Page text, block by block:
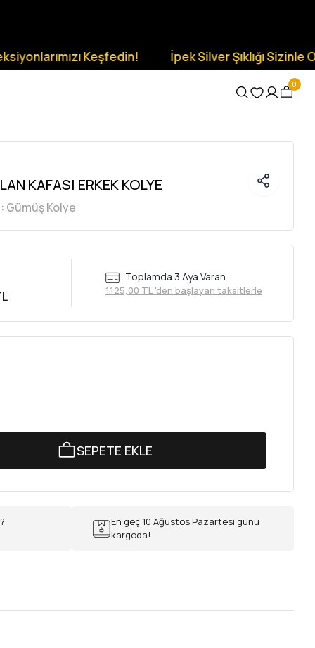
Keşfedin! İpek Silver Şıklığı Sizinle Olsun.
0
KAFASI ERKEK KOLYE
Gümüş Kolye
Toplamda 3 Aya Varan
1.125,00 TL 'den başlayan taksitlerle
SEPETE EKLE
En geç 10 Ağustos Pazartesi günü
kargoda!